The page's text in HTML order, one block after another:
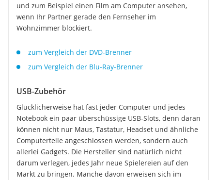
und zum Beispiel einen Film am Computer ansehen,
wenn Ihr Partner gerade den Fernseher im
Wohnzimmer blockiert.
zum Vergleich der DVD-Brenner
zum Vergleich der Blu-Ray-Brenner
USB-Zubehör
Glücklicherweise hat fast jeder Computer und jedes
Notebook ein paar überschüssige USB-Slots, denn daran
können nicht nur Maus, Tastatur, Headset und ähnliche
Computerteile angeschlossen werden, sondern auch
allerlei Gadgets. Die Hersteller sind natürlich nicht
darum verlegen, jedes Jahr neue Spielereien auf den
Markt zu bringen. Manche davon erweisen sich im